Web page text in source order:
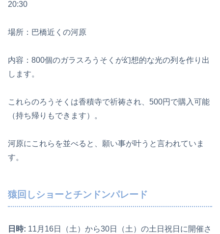
20:30
場所：巴橋近くの河原
内容：800個のガラスろうそくが幻想的な光の列を作り出
します。
これらのろうそくは香積寺で祈祷され、500円で購入可能
（持ち帰りもできます）。
河原にこれらを並べると、願い事が叶うと言われていま
す。
猿回しショーとチンドンパレード
日時: 11月16日（土）から30日（土）の土日祝日に開催さ